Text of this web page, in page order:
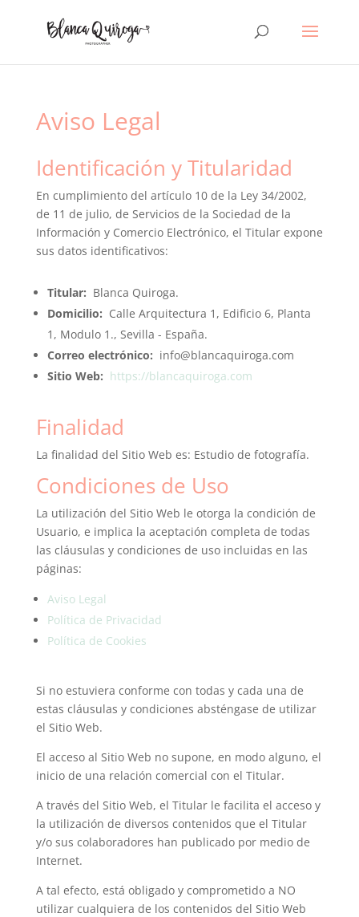
Aviso Legal
Identificación y Titularidad
En cumplimiento del artículo 10 de la Ley 34/2002,
de 11 de julio, de Servicios de la Sociedad de la
Información y Comercio Electrónico, el Titular expone
sus datos identificativos:
Titular: Blanca Quiroga.
Domicilio: Calle Arquitectura 1, Edificio 6, Planta
1, Modulo 1., Sevilla - España.
Correo electrónico: info@blancaquiroga.com
Sitio Web: https://blancaquiroga.com
Finalidad
La finalidad del Sitio Web es: Estudio de fotografía.
Condiciones de Uso
La utilización del Sitio Web le otorga la condición de
Usuario, e implica la aceptación completa de todas
las cláusulas y condiciones de uso incluidas en las
páginas:
Aviso Legal
Política de Privacidad
Política de Cookies
Si no estuviera conforme con todas y cada una de
estas cláusulas y condiciones absténgase de utilizar
el Sitio Web.
El acceso al Sitio Web no supone, en modo alguno, el
inicio de una relación comercial con el Titular.
A través del Sitio Web, el Titular le facilita el acceso y
la utilización de diversos contenidos que el Titular
y/o sus colaboradores han publicado por medio de
Internet.
A tal efecto, está obligado y comprometido a NO
utilizar cualquiera de los contenidos del Sitio Web